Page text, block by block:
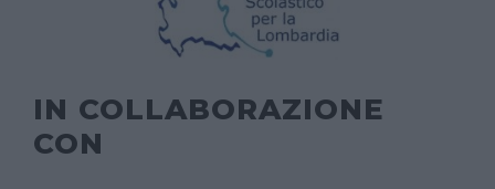
IN COLLABORAZIONE
CON